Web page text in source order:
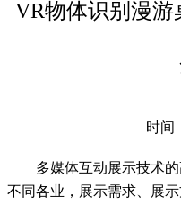
VR物体识别漫游
时间
多媒体互动展示技术
不同各业，展示需求、展